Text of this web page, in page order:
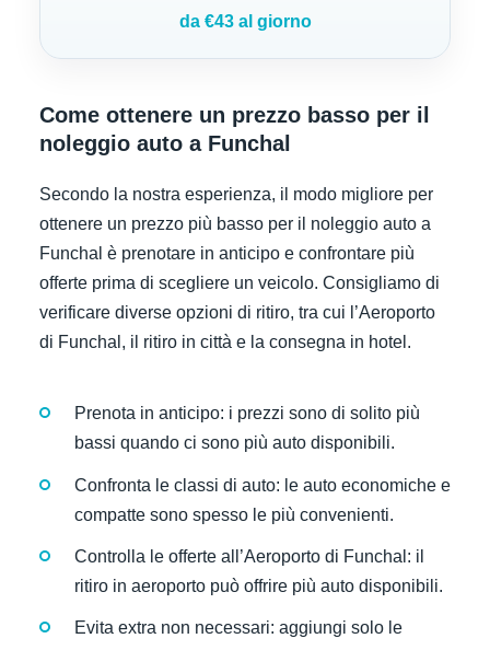
da €43 al giorno
Come ottenere un prezzo basso per il
noleggio auto a Funchal
Secondo la nostra esperienza, il modo migliore per
ottenere un prezzo più basso per il noleggio auto a
Funchal è prenotare in anticipo e confrontare più
offerte prima di scegliere un veicolo. Consigliamo di
verificare diverse opzioni di ritiro, tra cui l’Aeroporto
di Funchal, il ritiro in città e la consegna in hotel.
Prenota in anticipo: i prezzi sono di solito più
bassi quando ci sono più auto disponibili.
Confronta le classi di auto: le auto economiche e
compatte sono spesso le più convenienti.
Controlla le offerte all’Aeroporto di Funchal: il
ritiro in aeroporto può offrire più auto disponibili.
Evita extra non necessari: aggiungi solo le